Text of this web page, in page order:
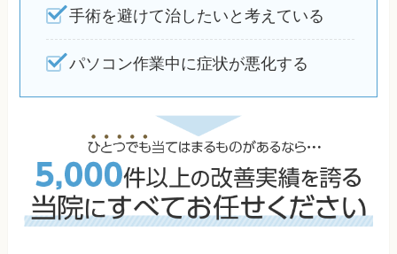
手術を避けて治したいと考えている
パソコン作業中に症状が悪化する